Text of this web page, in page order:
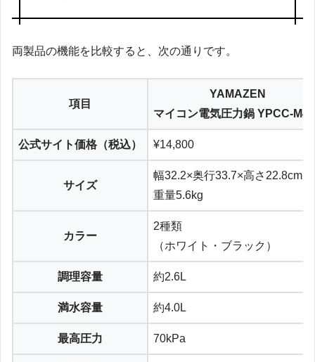
両製品の機能を比較すると、次の通りです。
項目
YAMAZEN
マイコン電気圧力鍋 YPCC-
公式サイト価格（税込） ¥14,800
サイズ
幅32.2×奥行33.7×高さ22.8cm
重量5.6kg
カラー
2種類
（ホワイト・ブラック）
調理容量 約2.6L
満水容量 約4.0L
最高圧力 70kPa